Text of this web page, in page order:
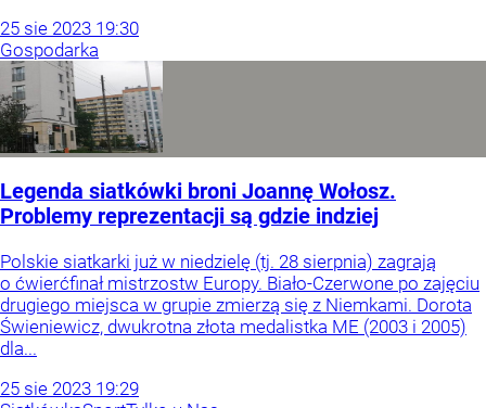
25 sie 2023 19:30
Gospodarka
Legenda siatkówki broni Joannę Wołosz.
Problemy reprezentacji są gdzie indziej
Polskie siatkarki już w niedzielę (tj. 28 sierpnia) zagrają
o ćwierćfinał mistrzostw Europy. Biało-Czerwone po zajęciu
drugiego miejsca w grupie zmierzą się z Niemkami. Dorota
Świeniewicz, dwukrotna złota medalistka ME (2003 i 2005)
dla...
25 sie 2023 19:29